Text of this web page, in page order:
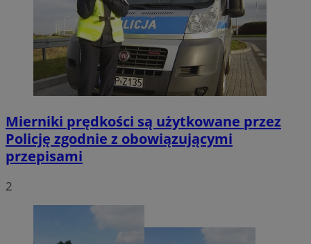
Mierniki prędkości są użytkowane przez
Policję zgodnie z obowiązującymi
przepisami
2